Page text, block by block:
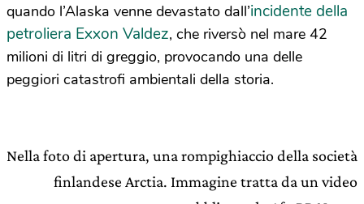
quando l’Alaska venne devastato dall’incidente della
petroliera Exxon Valdez, che riversò nel mare 42
milioni di litri di greggio, provocando una delle
peggiori catastrofi ambientali della storia.
Nella foto di apertura, una rompighiaccio della società
finlandese Arctia. Immagine tratta da un video